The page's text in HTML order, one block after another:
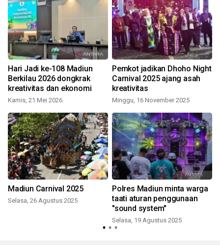
Hari Jadi ke-108 Madiun
Berkilau 2026 dongkrak
kreativitas dan ekonomi
Kamis, 21 Mei 2026
Pemkot jadikan Dhoho Night
Carnival 2025 ajang asah
kreativitas
Minggu, 16 November 2025
Madiun Carnival 2025
Selasa, 26 Agustus 2025
Polres Madiun minta warga
taati aturan penggunaan
"sound system"
Selasa, 19 Agustus 2025